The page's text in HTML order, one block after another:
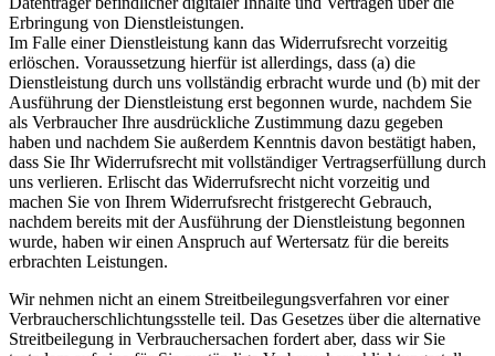
Erbringung von Dienstleistungen.
Im Falle einer Dienstleistung kann das Widerrufsrecht vorzeitig
erlöschen. Voraussetzung hierfür ist allerdings, dass (a) die
Dienstleistung durch uns vollständig erbracht wurde und (b) mit der
Ausführung der Dienstleistung erst begonnen wurde, nachdem Sie
als Verbraucher Ihre ausdrückliche Zustimmung dazu gegeben
haben und nachdem Sie außerdem Kenntnis davon bestätigt haben,
dass Sie Ihr Widerrufsrecht mit vollständiger Vertragserfüllung durch
uns verlieren. Erlischt das Widerrufsrecht nicht vorzeitig und
machen Sie von Ihrem Widerrufsrecht fristgerecht Gebrauch,
nachdem bereits mit der Ausführung der Dienstleistung begonnen
wurde, haben wir einen Anspruch auf Wertersatz für die bereits
erbrachten Leistungen.
Wir nehmen nicht an einem Streitbeilegungsverfahren vor einer
Verbraucherschlichtungsstelle teil. Das Gesetzes über die alternative
Streitbeilegung in Verbrauchersachen fordert aber, dass wir Sie